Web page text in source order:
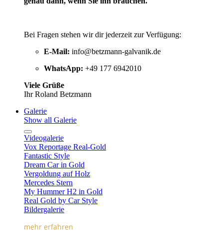
Bei Fragen stehen wir dir jederzeit zur Verfügung:
E-Mail: info@betzmann-galvanik.de
WhatsApp: +49 177 6942010
Viele Grüße
Ihr Roland Betzmann
Galerie
Show all Galerie
Videogalerie
Vox Reportage Real-Gold
Fantastic Style
Dream Car in Gold
Vergoldung auf Holz
Mercedes Stern
My Hummer H2 in Gold
Real Gold by Car Style
Bildergalerie
mehr erfahren